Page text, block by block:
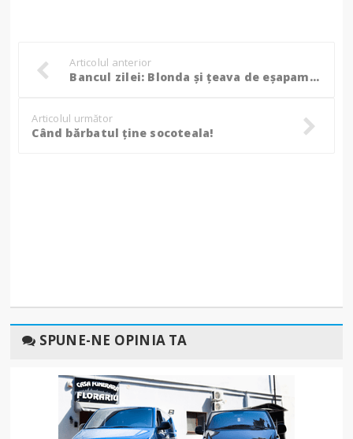
Articolul anterior
Bancul zilei: Blonda şi ţeava de eşapament
Articolul următor
Când bărbatul ține socoteala!
SPUNE-NE OPINIA TA